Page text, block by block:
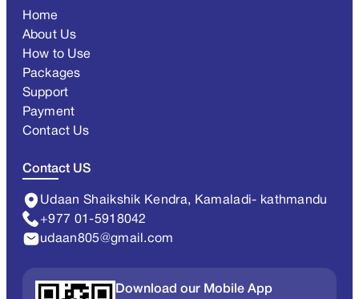
Home
About Us
How to Use
Packages
Support
Payment
Contact Us
Contact US
Udaan Shaikshik Kendra, Kamaladi- kathmandu
+977 01-5918042
udaan805@gmail.com
Download our Mobile App